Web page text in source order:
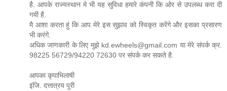
है. आपके राज्यस्थान मे भी यह सुविधा हमारे कंपनी कि ओर से उपलब्ध करा दी
गयी है.
मै आशा करता हुं कि आप मेरे इस सुझाव को स्विकृत करेंगे और इसका प्रसारण
भी करंगे.
अधिक जाणकारी के लिए मुझे kd.ewheels@gmail.com या मेरे संपर्क क्र.
98225 56729/94220 72630 पर संपर्क कर सकते है.
आपका कृपाभिलाषी
इंजि. दत्तात्रय पुरी